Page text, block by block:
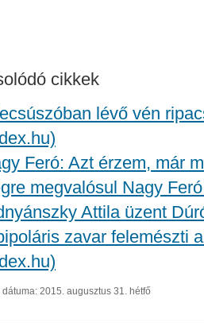
cikkek
lévő vén
Feró: Azt érzem, már
megvalósul Nagy
Attila üzent
zavar felemészti
dátuma: 2015. augusztus 31. hétfő